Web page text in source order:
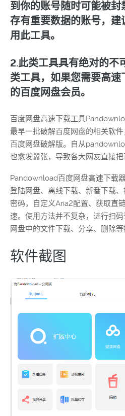
到你的账号随时可能被
存有重要数据的账号，
用此工具。
2.此类工具具有绝对的不
类工具，如果您需要高
的百度网盘会员。
百度网盘高速下载工具
最早一批破解百度网盘的相关软
百度网盘破解版。自从
也愈发嚣张，导致各大网友直接把
Pandownload百度网盘高速下载
登陆网盘、离线下载、新番下载
密码，自定义Aria2配置、获取直
速。使用方法并不复杂，进行扫
网盘中的文件下载、分享、删除等
软件截图